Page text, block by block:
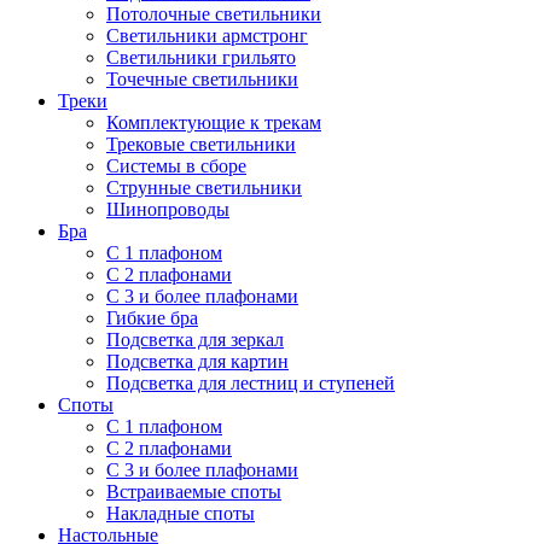
Потолочные светильники
Светильники армстронг
Светильники грильято
Точечные светильники
Треки
Комплектующие к трекам
Трековые светильники
Системы в сборе
Струнные светильники
Шинопроводы
Бра
С 1 плафоном
С 2 плафонами
С 3 и более плафонами
Гибкие бра
Подсветка для зеркал
Подсветка для картин
Подсветка для лестниц и ступеней
Споты
С 1 плафоном
С 2 плафонами
С 3 и более плафонами
Встраиваемые споты
Накладные споты
Настольные